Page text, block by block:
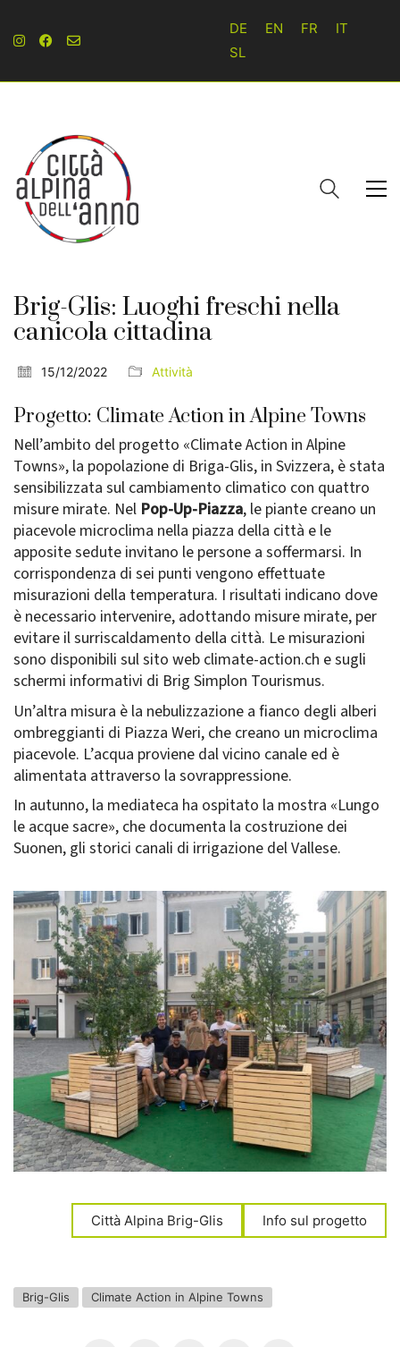
DE EN FR
IT
SL
Brig-Glis: Luoghi freschi nella
canicola cittadina
15/12/2022 Attività
Progetto: Climate Action in Alpine Towns
Nell’ambito del progetto «Climate Action in Alpine
Towns», la popolazione di Briga-Glis, in Svizzera, è stata
sensibilizzata sul cambiamento climatico con quattro
misure mirate. Nel Pop-Up-Piazza, le piante creano un
piacevole microclima nella piazza della città e le
apposite sedute invitano le persone a soffermarsi. In
corrispondenza di sei punti vengono effettuate
misurazioni della temperatura. I risultati indicano dove
è necessario intervenire, adottando misure mirate, per
evitare il surriscaldamento della città. Le misurazioni
sono disponibili sul sito web climate-action.ch e sugli
schermi informativi di Brig Simplon Tourismus.
Un’altra misura è la nebulizzazione a fianco degli alberi
ombreggianti di Piazza Weri, che creano un microclima
piacevole. L’acqua proviene dal vicino canale ed è
alimentata attraverso la sovrappressione.
In autunno, la mediateca ha ospitato la mostra «Lungo
le acque sacre», che documenta la costruzione dei
Suonen, gli storici canali di irrigazione del Vallese.
Info sul progetto
Città Alpina Brig-Glis
Brig-Glis Climate Action in Alpine Towns